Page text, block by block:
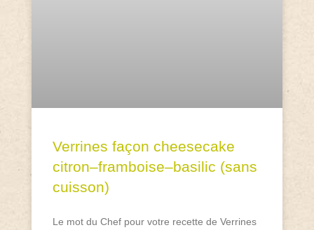
Verrines façon cheesecake
citron–framboise–basilic (sans
cuisson)
Le mot du Chef pour votre recette de Verrines